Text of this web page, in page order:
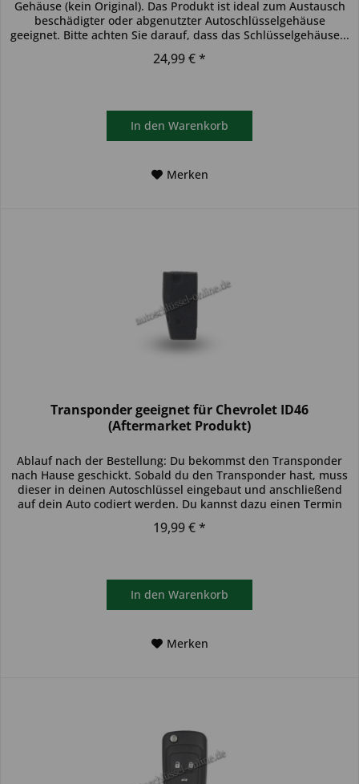
Gehäuse (kein Original). Das Produkt ist ideal zum Austausch
beschädigter oder abgenutzter Autoschlüsselgehäuse
geeignet. Bitte achten Sie darauf, dass das Schlüsselgehäuse...
24,99 € *
In den Warenkorb
Merken
Transponder geeignet für Chevrolet ID46
(Aftermarket Produkt)
Ablauf nach der Bestellung: Du bekommst den Transponder
nach Hause geschickt. Sobald du den Transponder hast, muss
dieser in deinen Autoschlüssel eingebaut und anschließend
auf dein Auto codiert werden. Du kannst dazu einen Termin
19,99 € *
In den Warenkorb
Merken